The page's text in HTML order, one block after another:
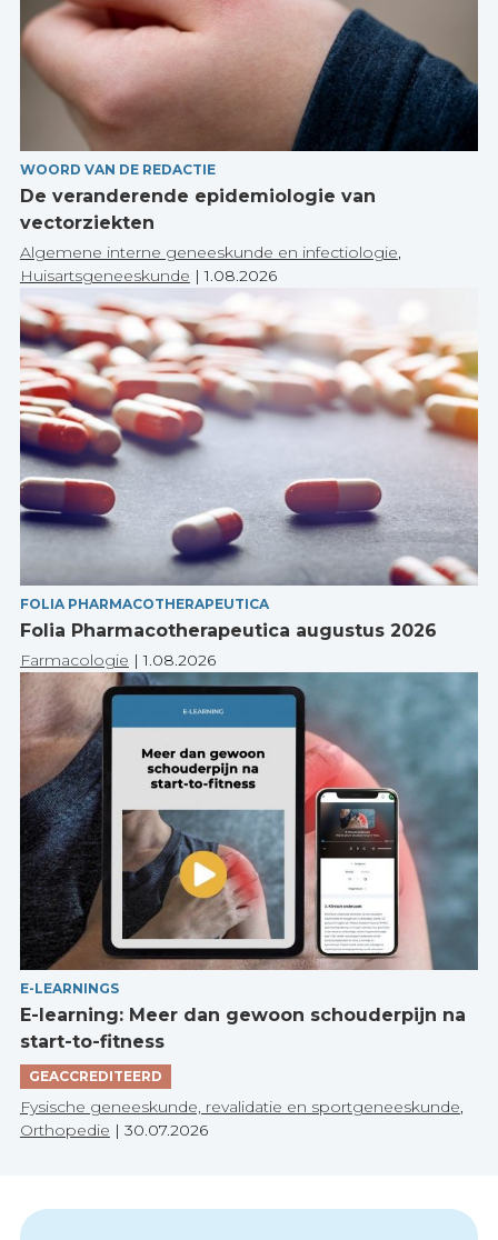
WOORD VAN DE REDACTIE
De veranderende epidemiologie van
vectorziekten
Algemene interne geneeskunde en infectiologie,
Huisartsgeneeskunde |1.08.2026
FOLIA PHARMACOTHERAPEUTICA
Folia Pharmacotherapeutica augustus 2026
Farmacologie |1.08.2026
E-LEARNINGS
E-learning: Meer dan gewoon schouderpijn na
start-to-fitness
GEACCREDITEERD
Fysische geneeskunde, revalidatie en sportgeneeskunde
Orthopedie | 30.07.2026